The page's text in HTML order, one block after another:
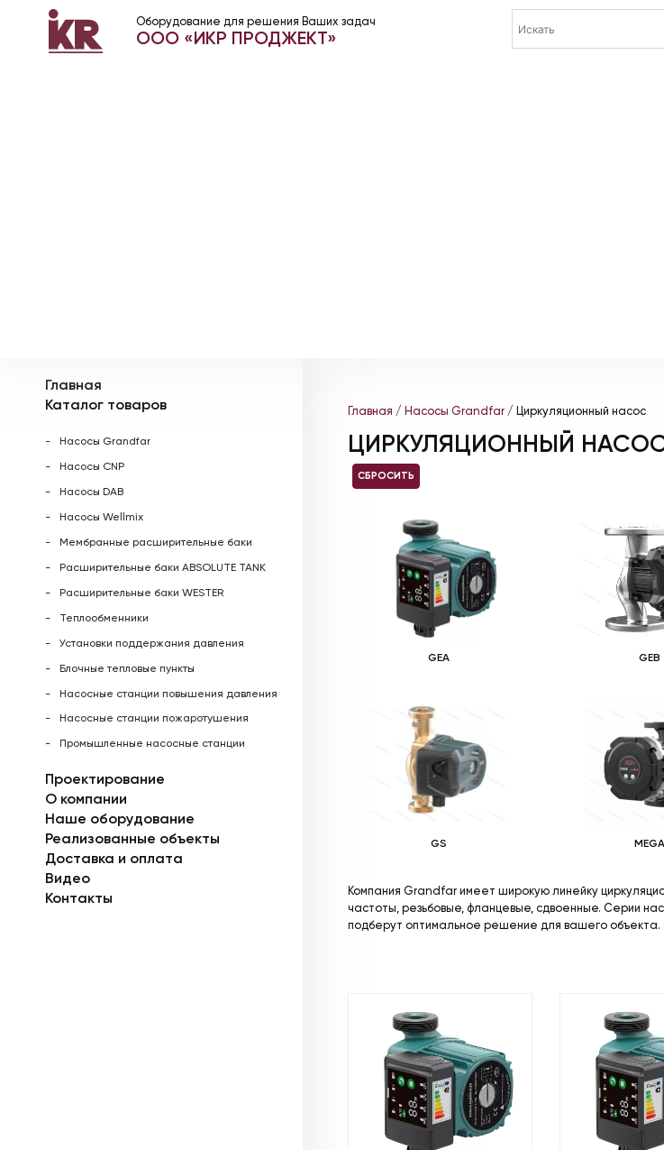
Оборудование для решения Ваших задач
ООО «ИКР ПРОДЖЕКТ»
Главная
Каталог товаров
Насосы Grandfar
Насосы CNP
Насосы DAB
Насосы Wellmix
Мембранные расширительные баки
Расширительные баки ABSOLUTE TANK
Расширительные баки WESTER
Теплообменники
Установки поддержания давления
Блочные тепловые пункты
Насосные станции повышения давления
Насосные станции пожаротушения
Промышленные насосные станции
Проектирование
О компании
Наше оборудование
Реализованные объекты
Доставка и оплата
Видео
Контакты
Главная / Насосы Grandfar / Циркуляционный насос
ЦИРКУЛЯЦИОННЫЙ
СБРОСИТЬ
GEA GEB
GS MEGA
Компания Grandfar имеет широкую линейку
частоты, резьбовые, фланцевые, сдвоенные. Серии
подберут оптимальное решение для вашего объекта.